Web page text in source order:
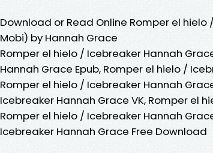
Download or Read Online Romper el hielo
Mobi) by Hannah Grace
Romper el hielo / Icebreaker Hannah
Hannah Grace Epub, Romper el hielo /
Romper el hielo / Icebreaker Hannah
Icebreaker Hannah Grace VK, Romper el
Romper el hielo / Icebreaker Hannah
Icebreaker Hannah Grace Free Download